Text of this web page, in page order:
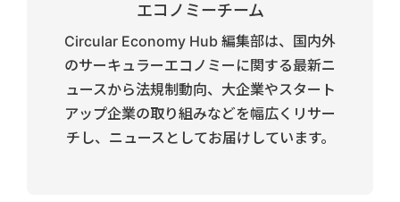
エコノミーチーム
Circular Economy Hub 編集部は、国内外
のサーキュラーエコノミーに関する最新ニ
ュースから法規制動向、大企業やスタート
アップ企業の取り組みなどを幅広くリサー
チし、ニュースとしてお届けしています。